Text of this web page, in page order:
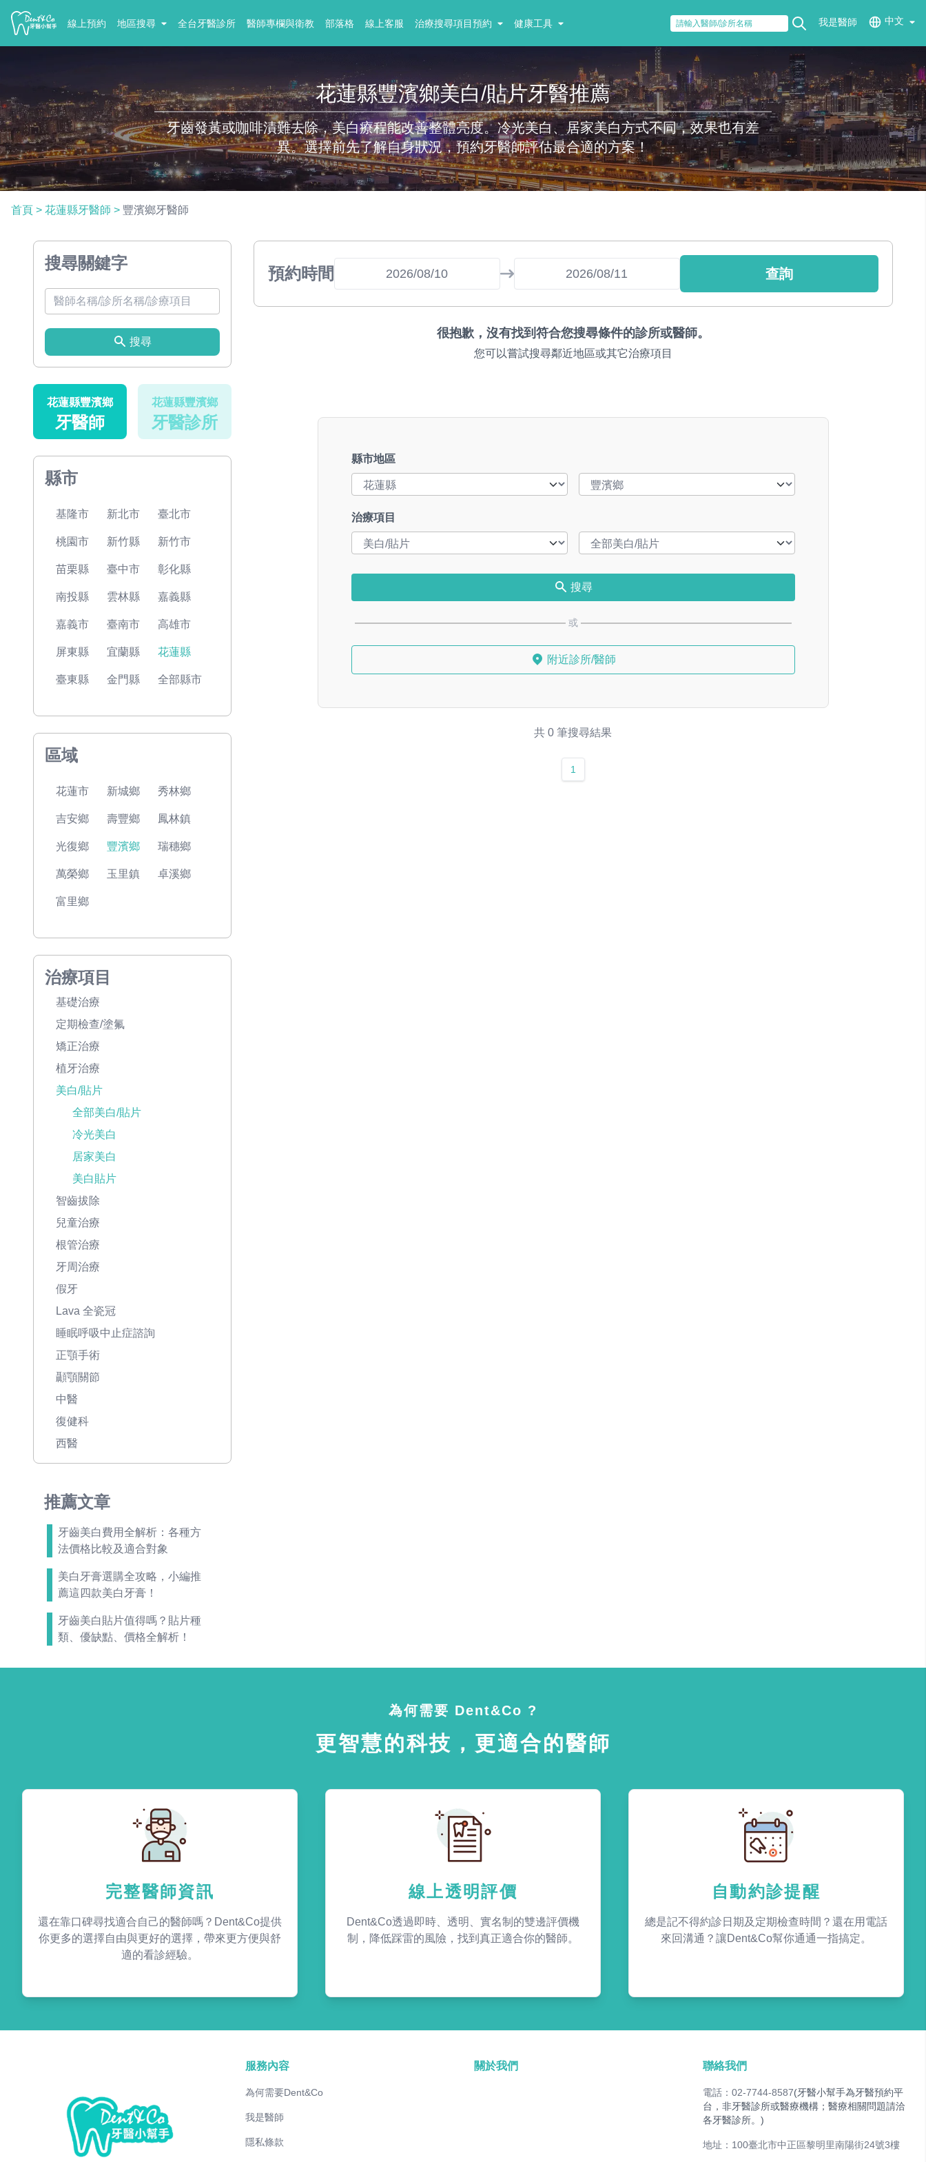
線上預約 地區搜尋 全台牙醫診所 醫師專欄與衛教 部落格 線上客服 治療搜尋項目預約 健康工具 我是醫師 中文
花蓮縣豐濱鄉美白/貼片牙醫推薦
牙齒發黃或咖啡漬難去除，美白療程能改善整體亮度。冷光美白、居家美白方式不同，效果也有差
異。選擇前先了解自身狀況，預約牙醫師評估最合適的方案！
首頁 > 花蓮縣牙醫師 > 豐濱鄉牙醫師
搜尋關鍵字
搜尋
花蓮縣豐濱鄉
牙醫師
花蓮縣豐濱鄉
牙醫診所
縣市
基隆市 新北市 臺北市
桃園市 新竹縣 新竹市
苗栗縣 臺中市 彰化縣
南投縣 雲林縣 嘉義縣
嘉義市 臺南市 高雄市
屏東縣 宜蘭縣 花蓮縣
臺東縣 金門縣 全部縣市
區域
花蓮市 新城鄉 秀林鄉
吉安鄉 壽豐鄉 鳳林鎮
光復鄉 豐濱鄉 瑞穗鄉
萬榮鄉 玉里鎮 卓溪鄉
富里鄉
治療項目
基礎治療
定期檢查/塗氟
矯正治療
植牙治療
美白/貼片
全部美白/貼片
冷光美白
居家美白
美白貼片
智齒拔除
兒童治療
根管治療
牙周治療
假牙
Lava 全瓷冠
睡眠呼吸中止症諮詢
正顎手術
顳顎關節
中醫
復健科
西醫
推薦文章
牙齒美白費用全解析：各種方
法價格比較及適合對象
美白牙膏選購全攻略，小編推
薦這四款美白牙膏！
牙齒美白貼片值得嗎？貼片種
類、優缺點、價格全解析！
預約時間 查詢
很抱歉，沒有找到符合您搜尋條件的診所或醫師。
您可以嘗試搜尋鄰近地區或其它治療項目
縣市地區
治療項目
搜尋
或
附近診所/醫師
共 0 筆搜尋結果
1
為何需要 Dent&Co ?
更智慧的科技，更適合的醫師
完整醫師資訊
還在靠口碑尋找適合自己的醫師嗎？Dent&Co提供
你更多的選擇自由與更好的選擇，帶來更方便與舒
適的看診經驗。
線上透明評價
Dent&Co透過即時、透明、實名制的雙邊評價機
制，降低踩雷的風險，找到真正適合你的醫師。
自動約診提醒
總是記不得約診日期及定期檢查時間？還在用電話
來回溝通？讓Dent&Co幫你通通一指搞定。
服務內容
為何需要Dent&Co
我是醫師
隱私條款
關於我們 聯絡我們
電話：02-7744-8587(牙醫小幫手為牙醫預約平
台，非牙醫診所或醫療機構；醫療相關問題請洽
各牙醫診所。)
地址：100臺北市中正區黎明里南陽街24號3樓